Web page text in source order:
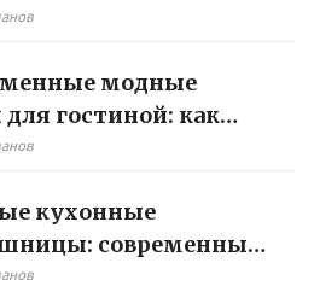
советы и тренды
модные
для гостиной: как
пространство и
кухонные
современные
и материалы